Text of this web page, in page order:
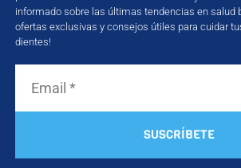
informado sobre las últimas tendencias en salud
ofertas exclusivas y consejos útiles para cuidar
dientes!
SUSCRÍBETE